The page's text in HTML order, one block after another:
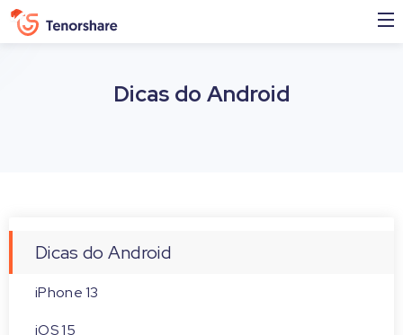
Dicas do Android
Dicas do Android
iPhone 13
iOS 15